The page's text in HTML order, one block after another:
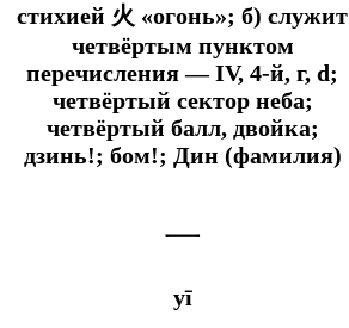
стихией 火 «огонь»; б) служит
четвёртым пунктом
перечисления ― IV, 4-й, г, d;
четвёртый сектор неба;
четвёртый балл, двойка;
дзинь!; бом!; Дин (фамилия)
一
yī